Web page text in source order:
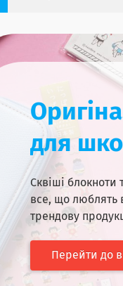
для
Сквіші блокноти
все, що люблять
трендову
Перейти до